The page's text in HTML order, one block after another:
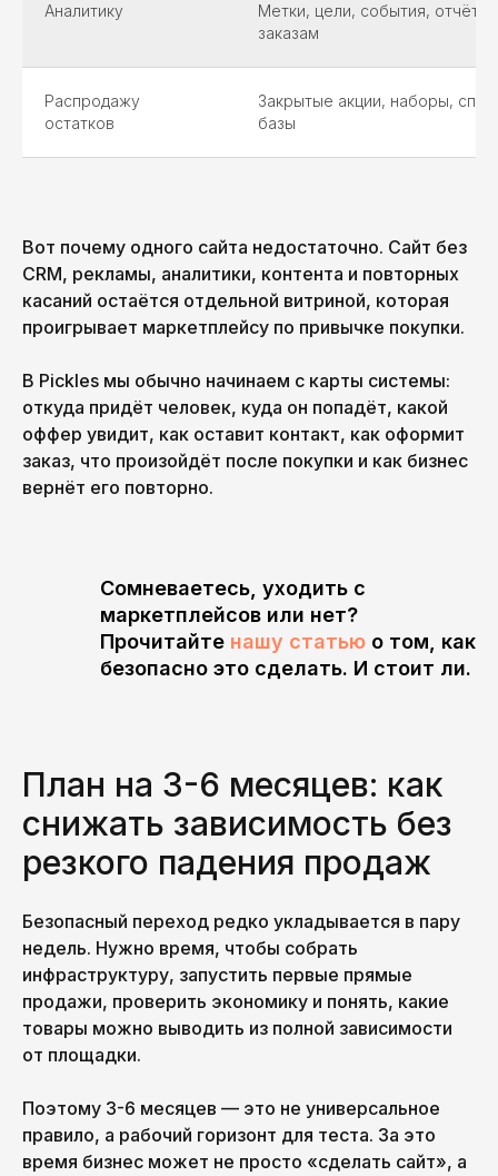
Аналитику
Метки, цели, события, отчёты
заказам
Распродажу
остатков
Закрытые акции, наборы,
базы
Вот почему одного сайта недостаточно. Сайт без
CRM, рекламы, аналитики, контента и повторных
касаний остаётся отдельной витриной, которая
проигрывает маркетплейсу по привычке покупки.
В Pickles мы обычно начинаем с карты системы:
откуда придёт человек, куда он попадёт, какой
оффер увидит, как оставит контакт, как оформит
заказ, что произойдёт после покупки и как бизнес
вернёт его повторно.
Сомневаетесь, уходить с
маркетплейсов или нет?
Прочитайте нашу статью о том, как
безопасно это сделать. И стоит ли.
План на 3-6 месяцев: как
снижать зависимость без
резкого падения продаж
Безопасный переход редко укладывается в пару
недель. Нужно время, чтобы собрать
инфраструктуру, запустить первые прямые
продажи, проверить экономику и понять, какие
товары можно выводить из полной зависимости
от площадки.
Поэтому 3-6 месяцев — это не универсальное
правило, а рабочий горизонт для теста. За это
время бизнес может не просто «сделать сайт», а